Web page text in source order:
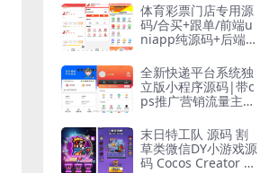
体育彩票门店专用源
码/合买+跟单/前端u
niapp纯源码+后端p
全新快递平台系统独
立版小程序源码|带c
ps推广营销流量主
末日特工队 源码 割
草类微信DY小游戏源
码 Cocos Creator 非